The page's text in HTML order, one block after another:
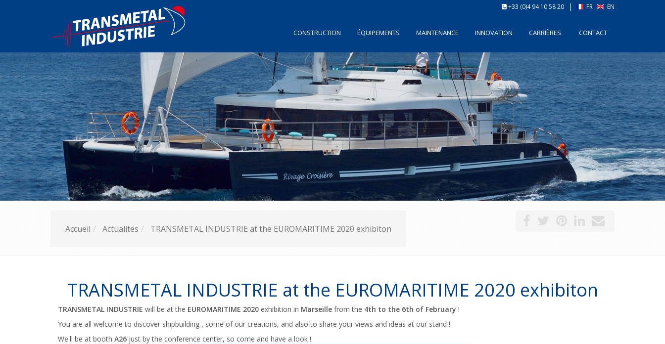
+33 (0)4 94 10 58 20 | FR EN
CONSTRUCTION ÉQUIPEMENTS MAINTENANCE INNOVATION CARRIÈRES CONTACT
Accueil Actualites TRANSMETAL INDUSTRIE at the EUROMARITIME 2020 exhibiton
TRANSMETAL INDUSTRIE at the EUROMARITIME 2020 exhibiton
TRANSMETAL INDUSTRIE will be at the EUROMARITIME 2020 exhibition in Marseille from the 4th to the 6th of February !
You are all welcome to discover shipbuilding , some of our creations, and also to share your views and ideas at our stand !
We'll be at booth A26 just by the conference center, so come and have a look !